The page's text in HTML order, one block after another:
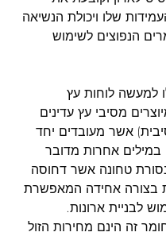
שלו ויכולת הנשיאה
הנפוצים לשימוש
למעשה לוחות עץ
מסיבי עץ עדינים
אשר מעובדים יחד
אחרות מדובר
טחונה אשר דחוסה
בצורה אחידה המאפשרת
לבניית ארונות.
זה הינם מחירות הזול